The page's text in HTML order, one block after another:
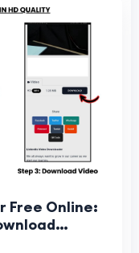
Free Online: